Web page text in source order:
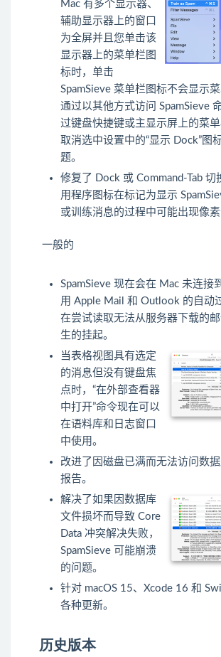
Mac 有多个显示器、
辅助显示器上的窗口
为全屏并且您单击该
显示器上的菜单栏图
标时，单击
SpamSieve 菜单栏图标不会显示
通过以其他方式访问 SpamSieve
过键盘快捷键或主显示屏上的菜
取消选中设置中的“显示 Dock”图
题。
修复了 Dock 或 Command-Tab 切
用程序图标在标记为显示
或训练消息的过程中可能出现像素
一般的
SpamSieve 现在会在 Mac 未连接
用 Apple Mail 和 Outlook 的自动
在尝试读取无法从服务器下载的
生的挂起。
当表格视图具有选定
的消息但没有键盘焦
点时，“在外部查看器
中打开”命令现在可以
在语料库和日志窗口
中使用。
改进了因磁盘已满而无法访问数
报告。
解决了如果因数据库
文件损坏而导致 Core
Data 冲突解决失败，
SpamSieve 可能崩溃
的问题。
针对 macOS 15、Xcode 16 和
各种更新。
历史版本